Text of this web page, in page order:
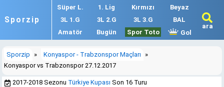
Sporzip
Süper L. 1. Lig Kırmızı
Beyaz
3L 1.G
3L 2.G 3L 3.G
BAL
Amatör
Bugün Spor Toto Gol
ara
Sporzip » Konyaspor - Trabzonspor Maçları
»
Konyaspor vs Trabzonspor 27.12.2017
2017-2018 Sezonu Türkiye Kupası Son 16 Turu